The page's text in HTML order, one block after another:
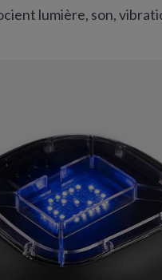
lumière, son,